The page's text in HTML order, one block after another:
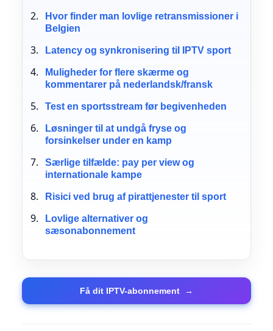
Hvor finder man lovlige retransmissioner i
Belgien
Latency og synkronisering til IPTV sport
Muligheder for flere skærme og
kommentarer på nederlandsk/fransk
Test en sportsstream før begivenheden
Løsninger til at undgå fryse og
forsinkelser under en kamp
Særlige tilfælde: pay per view og
internationale kampe
Risici ved brug af pirattjenester til sport
Lovlige alternativer og
sæsonabonnement
Få dit IPTV-abonnement →